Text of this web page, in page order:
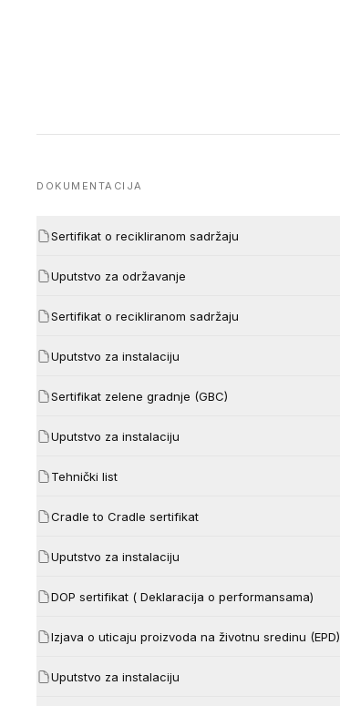
DOKUMENTACIJA
Sertifikat o recikliranom sadržaju
Uputstvo za održavanje
Sertifikat o recikliranom sadržaju
Uputstvo za instalaciju
Sertifikat zelene gradnje (GBC)
Uputstvo za instalaciju
Tehnički list
Cradle to Cradle sertifikat
Uputstvo za instalaciju
DOP sertifikat ( Deklaracija o performansama)
Izjava o uticaju proizvoda na životnu sredinu (EPD)
Uputstvo za instalaciju